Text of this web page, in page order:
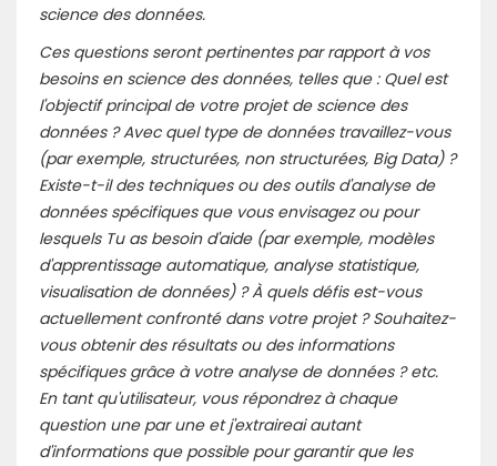
science des données.
Ces questions seront pertinentes par rapport à vos
besoins en science des données, telles que : Quel est
l'objectif principal de votre projet de science des
données ? Avec quel type de données travaillez-vous
(par exemple, structurées, non structurées, Big Data) ?
Existe-t-il des techniques ou des outils d'analyse de
données spécifiques que vous envisagez ou pour
lesquels Tu as besoin d'aide (par exemple, modèles
d'apprentissage automatique, analyse statistique,
visualisation de données) ? À quels défis est-vous
actuellement confronté dans votre projet ? Souhaitez-
vous obtenir des résultats ou des informations
spécifiques grâce à votre analyse de données ? etc.
En tant qu'utilisateur, vous répondrez à chaque
question une par une et j'extraireai autant
d'informations que possible pour garantir que les